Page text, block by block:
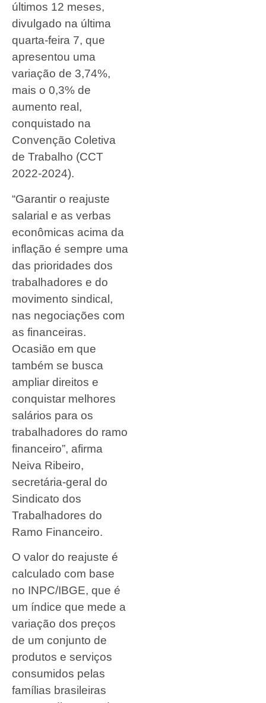
últimos 12 meses,
divulgado na última
quarta-feira 7, que
apresentou uma
variação de 3,74%,
mais o 0,3% de
aumento real,
conquistado na
Convenção Coletiva
de Trabalho (CCT
2022-2024).
“Garantir o reajuste
salarial e as verbas
econômicas acima da
inflação é sempre uma
das prioridades dos
trabalhadores e do
movimento sindical,
nas negociações com
as financeiras.
Ocasião em que
também se busca
ampliar direitos e
conquistar melhores
salários para os
trabalhadores do ramo
financeiro”, afirma
Neiva Ribeiro,
secretária-geral do
Sindicato dos
Trabalhadores do
Ramo Financeiro.
O valor do reajuste é
calculado com base
no INPC/IBGE, que é
um índice que mede a
variação dos preços
de um conjunto de
produtos e serviços
consumidos pelas
famílias brasileiras